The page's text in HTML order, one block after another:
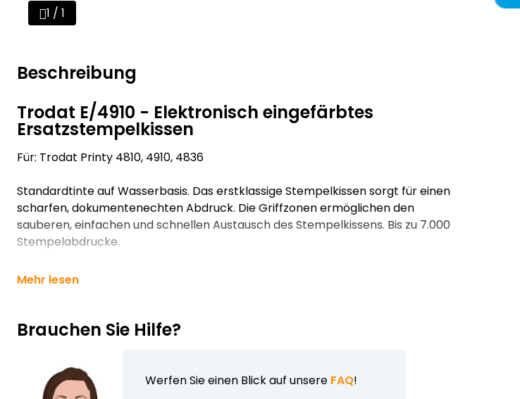
1 / 1
Beschreibung
Trodat E/4910 - Elektronisch eingefärbtes
Ersatzstempelkissen
Für: Trodat Printy 4810, 4910, 4836
Standardtinte auf Wasserbasis. Das erstklassige Stempelkissen sorgt für einen
scharfen, dokumentenechten Abdruck. Die Griffzonen ermöglichen den
sauberen, einfachen und schnellen Austausch des Stempelkissens. Bis zu 7.000
Stempelabdrucke.
Mehr lesen
Brauchen Sie Hilfe?
Werfen Sie einen Blick auf unsere FAQ!